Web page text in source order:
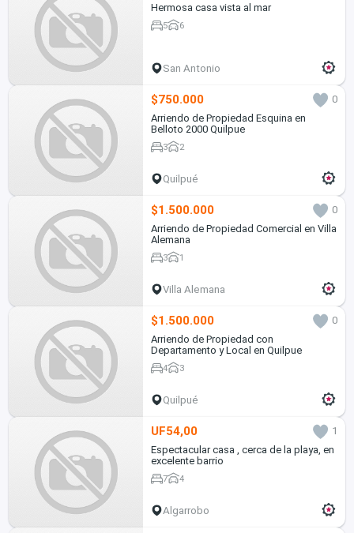
Hermosa casa vista al mar
5 6
San Antonio
$750.000
0
Arriendo de Propiedad Esquina en
Belloto 2000 Quilpue
3 2
Quilpué
$1.500.000
0
Arriendo de Propiedad Comercial en Villa
Alemana
3 1
Villa Alemana
$1.500.000
0
Arriendo de Propiedad con
Departamento y Local en Quilpue
4 3
Quilpué
UF54,00
1
Espectacular casa , cerca de la playa, en
excelente barrio
7 4
Algarrobo